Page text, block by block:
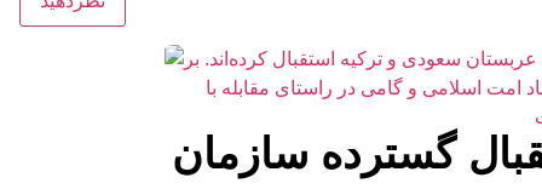
گسترده سازمان